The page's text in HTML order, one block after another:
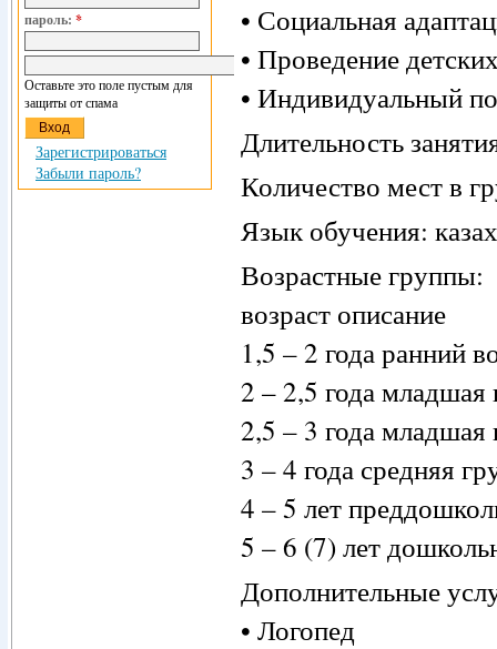
• Социальная
• Проведение
• Индивидуальный
Длительность
Количество мест в
Язык обучения:
Возрастные группы:
возраст описание
1,5 – 2 года ранний
2 – 2,5 года младшая
2,5 – 3 года младшая
3 – 4 года средняя
4 – 5 лет
5 – 6 (7) лет
Дополнительные
• Логопед
пароль: *
Оставьте это поле пустым для
защиты от спама
Зарегистрироваться
Забыли пароль?